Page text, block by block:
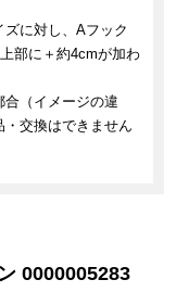
に対し、Aフック
部に＋約4cmが加わ
（イメージの違
交換はできません
0000005283